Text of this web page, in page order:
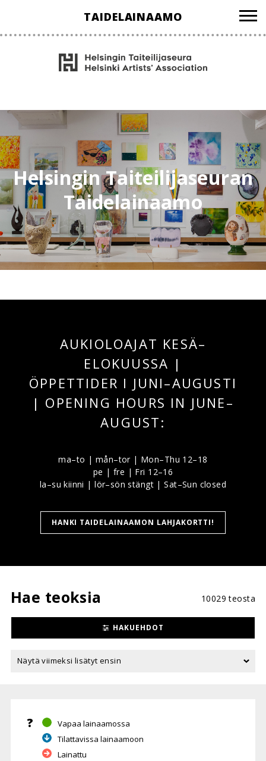
TAIDELAINAAMO
Helsingin Taiteilijaseuran
Taidelainaamo
AUKIOLOAJAT KESÄ–
ELOKUUSSA |
ÖPPETTIDER I JUNI–AUGUSTI
| OPENING HOURS IN JUNE–
AUGUST:
ma–to | mån–tor | Mon–Thu 12–18
pe | fre | Fri 12–16
la–su kiinni | lör–sön stängt | Sat–Sun closed
HANKI TAIDELAINAAMON LAHJAKORTTI!
Hae teoksia 10029 teosta
HAKUEHDOT
?
Vapaa lainaamossa
Tilattavissa lainaamoon
Lainattu